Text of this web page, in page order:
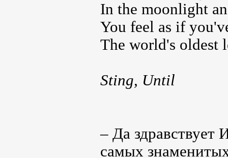
In the moonlight
You feel as if
The world's oldest
Sting, Until
– Да
самых